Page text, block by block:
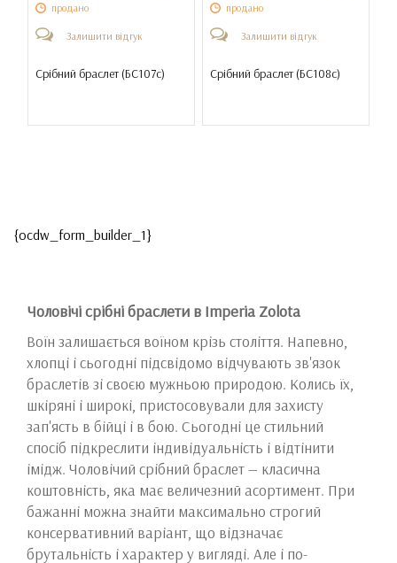
продано
Залишити відгук
Срібний браслет (БС107с)
продано
Залишити відгук
Срібний браслет (БС108с)
{ocdw_form_builder_1}
Чоловічі срібні браслети в Imperia Zolota
Воїн залишається воїном крізь століття. Напевно,
хлопці і сьогодні підсвідомо відчувають зв'язок
браслетів зі своєю мужньою природою. Колись їх,
шкіряні і широкі, пристосовували для захисту
зап'ясть в бійці і в бою. Сьогодні це стильний
спосіб підкреслити індивідуальність і відтінити
імідж. Чоловічий срібний браслет — класична
коштовність, яка має величезний асортимент. При
бажанні можна знайти максимально строгий
консервативний варіант, що відзначає
брутальність і характер у вигляді. Але і по-